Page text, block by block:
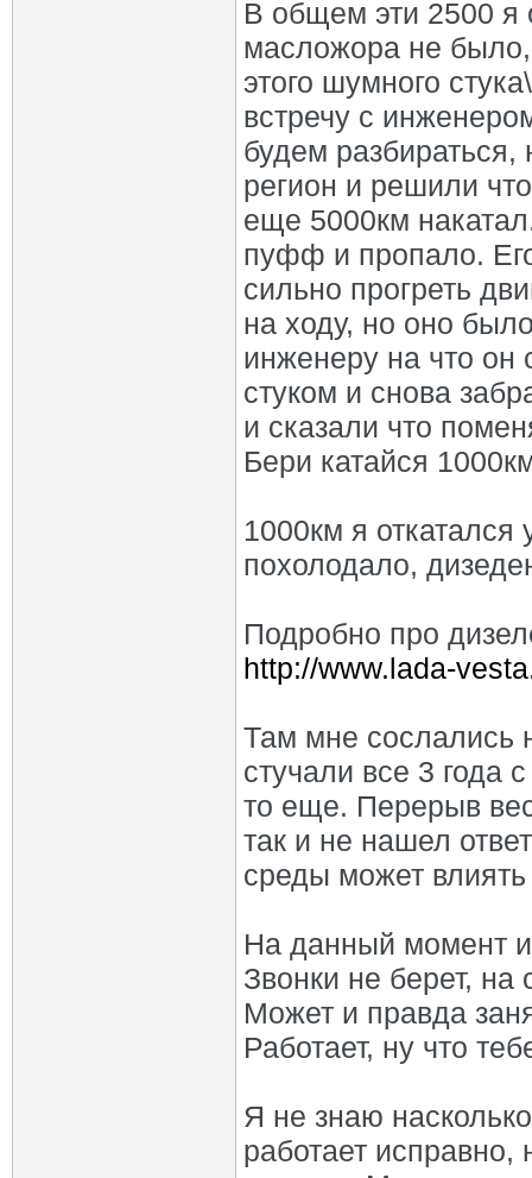
В общем эти 2500 я
масложора не было,
этого шумного
встречу с
будем разбираться,
регион и решили
еще 5000км
пуфф и пропало.
сильно прогреть
на ходу, но оно
инженеру на что он
стуком и снова
и сказали что
Бери катайся
1000км я откатался
похолодало,
Подробно про
http://www.lada-
Там мне сослались
стучали все 3 года
то еще. Перерыв
так и не нашел
среды может
На данный момент
Звонки не берет, на
Может и правда
Работает, ну что
Я не знаю
работает исправно,